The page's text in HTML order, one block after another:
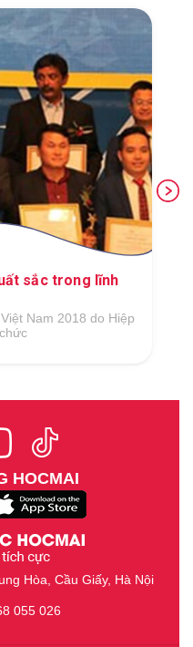
sắc trong lĩnh
Nam 2018 do Hiệp
HOCMAI
Hòa, Cầu Giấy, Hà Nội
055 026